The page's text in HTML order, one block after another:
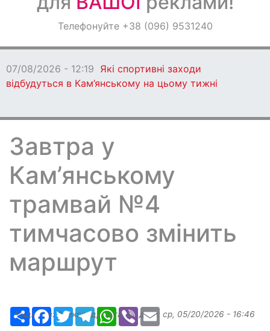
ОголошенняТелефонуйте +38 (096) 9531240
07/08/2026 - 12:19 Які спортивні заходи
відбудуться в Кам’янському на цьому тижні
Завтра у
Кам’янському
трамвай №4
тимчасово змінить
маршрут
РесурсFacebook
TwitterTelegramWhatsApp
Viber Email
Надіслав:Александр Бугаев, дата: ср, 05/20/2026 - 16:46